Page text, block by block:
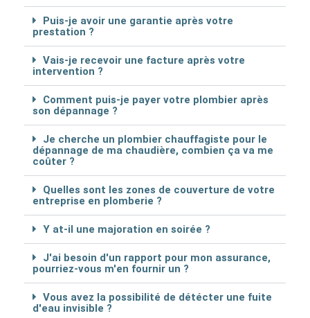
Puis-je avoir une garantie après votre
prestation ?
Vais-je recevoir une facture après votre
intervention ?
Comment puis-je payer votre plombier après
son dépannage ?
Je cherche un plombier chauffagiste pour le
dépannage de ma chaudière, combien ça va me
coûter ?
Quelles sont les zones de couverture de votre
entreprise en plomberie ?
Y at-il une majoration en soirée ?
J'ai besoin d'un rapport pour mon assurance,
pourriez-vous m'en fournir un ?
Vous avez la possibilité de détécter une fuite
d'eau invisible ?